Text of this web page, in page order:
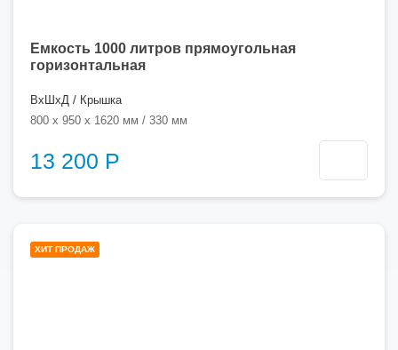
Емкость 1000 литров прямоугольная
горизонтальная
ВхШхД / Крышка
800 x 950 x 1620 мм / 330 мм
13 200 Р
ХИТ ПРОДАЖ